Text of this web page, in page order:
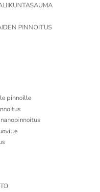
PINNOITUS
pinnoille